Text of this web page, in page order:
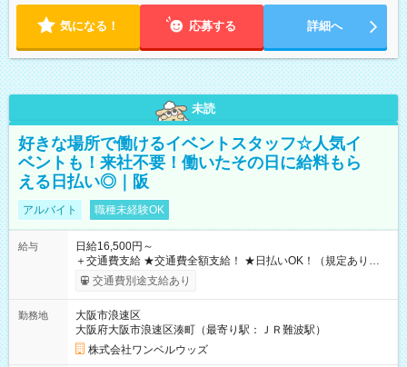
気になる！ 応募する 詳細へ
未読
好きな場所で働けるイベントスタッフ☆人気イ
ベントも！来社不要！働いたその日に給料もら
える日払い◎｜阪
アルバイト 職種未経験OK
給与
日給16,500円～
＋交通費支給 ★交通費全額支給！ ★日払いOK！（規定あり） ┗
働いたその日に現金GET♪ お仕事後はコンビニATMから 日払
交通費別途支給あり
勤務地
大阪市浪速区
大阪府大阪市浪速区湊町（最寄り駅：ＪＲ難波駅）
株式会社ワンベルウッズ